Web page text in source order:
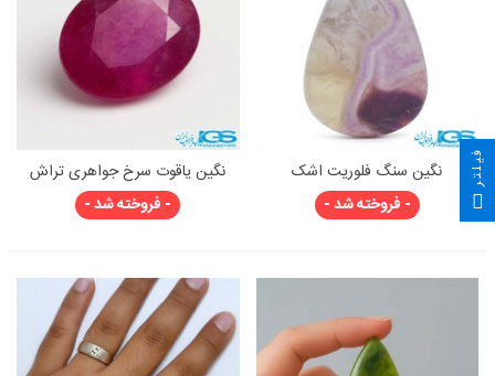
نگین سنگ فلوریت اشک
- فروخته شد -
نگین یاقوت سرخ جواهری تراش
اووال هند
- فروخته شد -
فیلتر